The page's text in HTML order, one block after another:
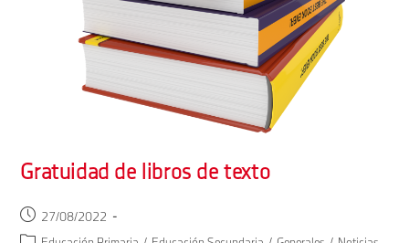
Gratuidad de libros de texto
Publicación
de
27/08/2022
Categoría